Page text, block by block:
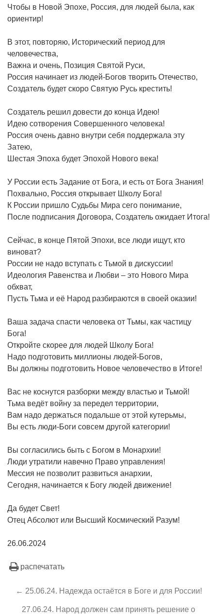
Чтобы в Новой Эпохе, Россия, для людей была, как
ориентир!
В этот, повторяю, Исторический период для
человечества,
Важна и очень, Позиция Святой Руси,
Россия начинает из людей-Богов творить Отечество,
Создатель будет скоро Святую Русь крестить!
Создатель решил довести до конца Идею!
Идею сотворения Совершенного человека!
Россия очень давно внутри себя поддержала эту
Затею,
Шестая Эпоха будет Эпохой Нового века!
У России есть Задание от Бога, и есть от Бога Знания!
Похвально, Россия открывает Школу Бога!
К России пришло Судьбы Мира сего понимание,
После подписания Договора, Создатель ожидает Итога!
Сейчас, в конце Пятой Эпохи, все люди ищут, кто
виноват?
России не надо вступать с Тьмой в дискуссии!
Идеология Равенства и Любви – это Нового Мира
обхват,
Пусть Тьма и её Народ разбираются в своей оказии!
Ваша задача спасти человека от Тьмы, как частицу
Бога!
Откройте скорее для людей Школу Бога!
Надо подготовить миллионы людей-Богов,
Вы должны подготовить Новое человечество в Итоге!
Вас не коснутся разборки между властью и Тьмой!
Тьма ведёт войну за передел территории,
Вам надо держаться подальше от этой кутерьмы,
Вы есть люди-Боги совсем другой категории!
Вы согласились быть с Богом в Монархии!
Люди утратили навечно Право управления!
Мессия не позволит развиться анархии,
Сегодня, начинается к Богу людей движение!
Да будет Свет!
Отец Абсолют или Высший Космический Разум!
26.06.2024
распечатать
← 25.06.24. Надежда остаётся в Боге и для России!
27.06.24. Народ должен сам принять решение о